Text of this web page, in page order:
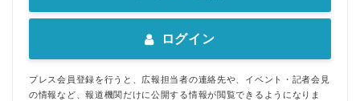
ログイン
プレス会員登録を行うと、広報担当者の連絡先や、イベント・記者会見
の情報など、報道機関だけに公開する情報が閲覧できるようになりま